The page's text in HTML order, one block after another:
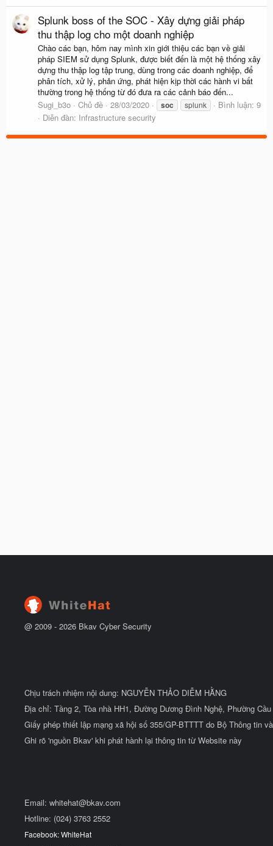
Splunk boss of the SOC - Xây dựng giải pháp
thu thập log cho một doanh nghiệp
Chào các bạn, hôm nay mình xin giới thiệu các bạn về giải
pháp SIEM sử dụng Splunk, được biết đến là một hệ thống xây
dựng thu thập log tập trung, dùng trong các doanh nghiệp, để
phân tích, xử lý, phản ứng, phát hiện kịp thời các hành vi bất
thường trong hệ thống từ đó đưa ra các cảnh báo đến...
Sugi_b3o
Chủ đề 28/03/2020 soc splunk
Bình luận: 9
Diễn đàn: Infrastructure security
@ 2009 - 2026 Bkav Cyber Security
Chịu trách nhiệm nội dung: NGUYỄN THẢO DIỄM HẰNG
Địa chỉ: Tầng 2, Tòa nhà HH1, Đường Dương Đình Nghệ, Phường
Giấy phép thiết lập mạng xã hội số 355/GP-BTTTT do Bộ Thông tin
Ghi rõ 'nguồn Bkav' khi phát hành lại thông tin từ Website này
Email: whitehat@bkav.com
Hotline: (024) 3763 2552
Facebook: WhiteHat